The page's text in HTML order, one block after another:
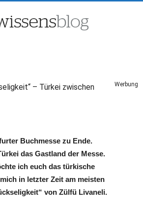
– Türkei zwischen
Werbung
Buchmesse zu Ende.
das Gastland der Messe.
ich euch das türkische
in letzter Zeit am meisten
von Zülfü Livaneli.